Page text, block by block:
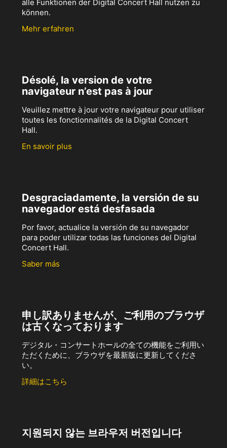
alle Funktionen der Digital Concert Hall nutzen zu
können.
Mehr erfahren
Désolé, la version de votre
navigateur n’est pas à jour
Veuillez mettre à jour votre navigateur pour utiliser
toutes les fonctionnalités de la Digital Concert
Hall.
En savoir plus
Desgraciadamente, la versión de su
navegador está desfasada
Por favor, actualice la versión de su navegador
para poder utilizar todas las funciones del Digital
Concert Hall.
Saber más
申し訳ありませんが、ご利用のブラウザ
は古くなっております
デジタル・コンサートホールの全ての機能をご利用い
ただくために、ブラウザを最新版に更新してくださ
い。
詳細はこちら
지원되지 않는 브라우저 버전입니다